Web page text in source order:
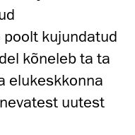
kujundatud
kõneleb ta ta
elukeskkonna
uutest